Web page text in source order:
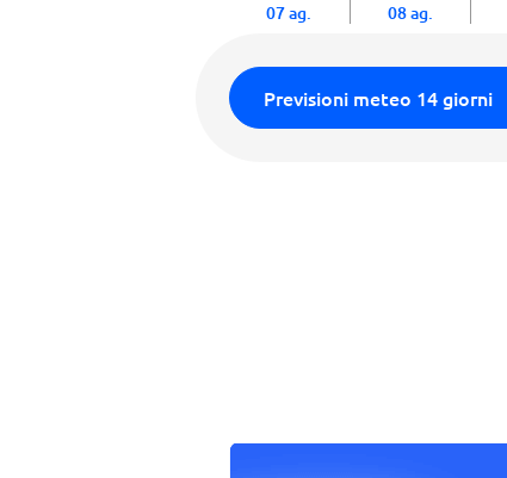
07 ag. 08 ag.
Previsioni meteo 14 giorni